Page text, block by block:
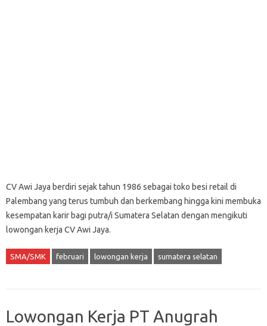
CV Awi Jaya berdiri sejak tahun 1986 sebagai toko besi retail di
Palembang yang terus tumbuh dan berkembang hingga kini membuka
kesempatan karir bagi putra/i Sumatera Selatan dengan mengikuti
lowongan kerja CV Awi Jaya.
SMA/SMK februari lowongan kerja sumatera selatan
Lowongan Kerja PT Anugrah